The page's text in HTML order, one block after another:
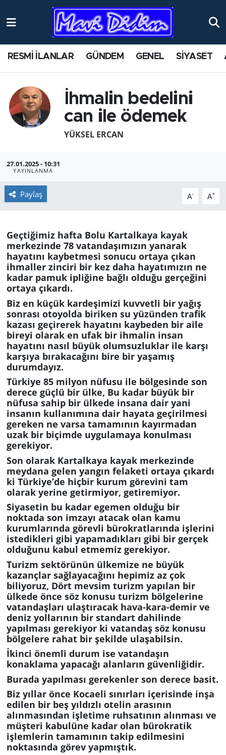
RESMİ İLANLAR GÜNDEM GENEL SİYASET
İhmalin bedelini
can ile ödemek
YÜKSEL ERCAN
27.01.2025 - 10:31
YAYINLANMA
Paylaş A- A+
Geçtiğimiz hafta Bolu Kartalkaya kayak
merkezinde 78 vatandaşımızın yanarak
hayatını kaybetmesi sonucu ortaya çıkan
ihmaller zinciri bir kez daha hayatımızın ne
kadar pamuk ipliğine bağlı olduğu gerçeğini
ortaya çıkardı.
Biz en küçük kardeşimizi kuvvetli bir yağış
sonrası otoyolda biriken su yüzünden trafik
kazası geçirerek hayatını kaybeden bir aile
bireyi olarak en ufak bir ihmalin insan
hayatını nasıl büyük olumsuzluklar ile karşı
karşıya bırakacağını bire bir yaşamış
durumdayız.
Türkiye 85 milyon nüfusu ile bölgesinde son
derece güçlü bir ülke, Bu kadar büyük bir
nüfusa sahip bir ülkede insana dair yani
insanın kullanımına dair hayata geçirilmesi
gereken ne varsa tamamının kayırmadan
uzak bir biçimde uygulamaya konulması
gerekiyor.
Son olarak Kartalkaya kayak merkezinde
meydana gelen yangın felaketi ortaya çıkardı
ki Türkiye’de hiçbir kurum görevini tam
olarak yerine getirmiyor, getiremiyor.
Siyasetin bu kadar egemen olduğu bir
noktada son imzayı atacak olan kamu
kurumlarında görevli bürokratlarında işlerini
istedikleri gibi yapamadıkları gibi bir gerçek
olduğunu kabul etmemiz gerekiyor.
Turizm sektörünün ülkemize ne büyük
kazançlar sağlayacağını hepimiz az çok
biliyoruz, Dört mevsim turizm yapılan bir
ülkede önce söz konusu turizm bölgelerine
vatandaşları ulaştıracak hava-kara-demir ve
deniz yollarının bir standart dahilinde
yapılması gerekiyor ki vatandaş söz konusu
bölgelere rahat bir şekilde ulaşabilsin.
İkinci önemli durum ise vatandaşın
konaklama yapacağı alanların güvenliğidir.
Burada yapılması gerekenler son derece basit.
Biz yıllar önce Kocaeli sınırları içerisinde inşa
edilen bir beş yıldızlı otelin arasının
alınmasından işletime ruhsatının alınması ve
müşteri kabulüne kadar olan bürokratik
işlemlerin tamamının takip edilmesini
noktasında görev yapmıştık.
ANTİK YERLER
AYDIN
BİLİM VE TEKNOLOJİ
EĞİTİM
EKONOMİ
GÜNDEM
HABERDE İNSAN
KÜLTÜR SANAT
MAGAZİN
POLİTİKA
RESMİ İLANLAR
SAĞLIK
SİYASET
SPOR
Yerel
Nöbetçi Eczaneler
Namaz Vakitleri
Trafik Durumu
Süper Lig Puan Durumu ve Fikstür
Tüm Manşetler
Son Dakika Haberleri